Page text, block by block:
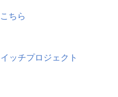
こちら